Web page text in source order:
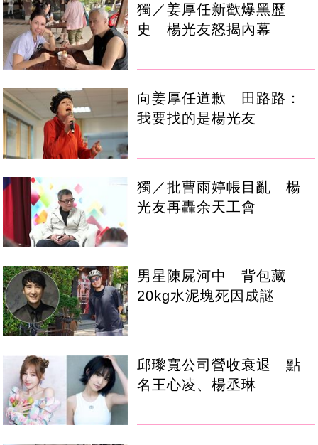
獨／姜厚任新歡爆黑歷
史 楊光友怒揭內幕
向姜厚任道歉 田路路：
我要找的是楊光友
獨／批曹雨婷帳目亂 楊
光友再轟余天工會
男星陳屍河中 背包藏
20kg水泥塊死因成謎
邱瓈寬公司營收衰退 點
名王心凌、楊丞琳